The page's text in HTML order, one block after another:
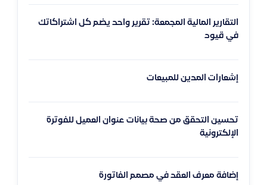
التقارير المالية المجمعة: تقرير واحد يضم كل اشتراكاتك
في قيود
إشعارات المدين للمبيعات
تحسين التحقق من صحة بيانات عنوان العميل للفوترة
الإلكترونية
إضافة معرف العقد في مصمم الفاتورة